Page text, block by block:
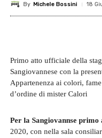
By Michele Bossini 18
Primo atto ufficiale della
Sangiovannese con la
Appartenenza ai colori,
d’ordine di mister Calori
Per la Sangiovannse
2020, con nella sala